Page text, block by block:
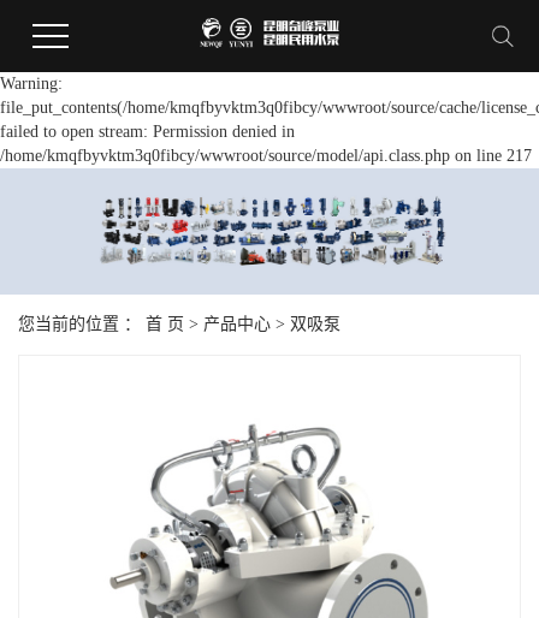
Warning:
file_put_contents(/home/kmqfbyvktm3q0fibcy/wwwroot/source/cache/
failed to open stream: Permission denied in
/home/kmqfbyvktm3q0fibcy/wwwroot/source/model/api.class.php on line 217
您当前的位置 ： 首 页 > 产品中心 > 双吸泵